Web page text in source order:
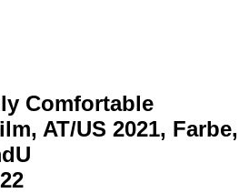
Comfortable
AT/US 2021, Farbe,